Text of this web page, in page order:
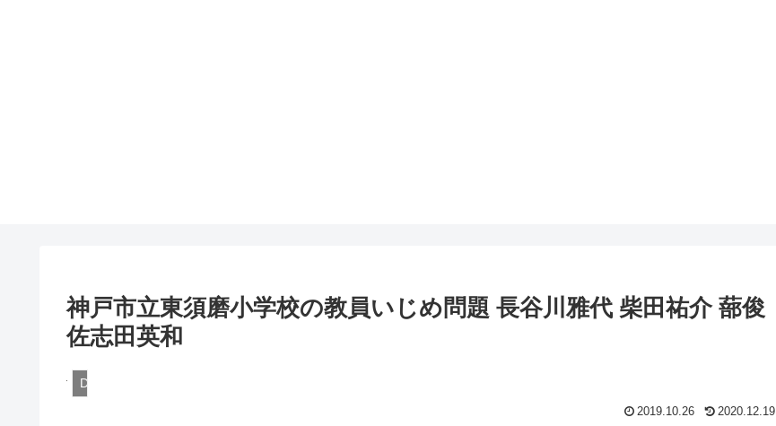
神戸市立東須磨小学校の教員いじめ問題 長谷川雅代 柴田祐介 蔀俊
佐志田英和
DQN
2019.10.26 2020.12.19